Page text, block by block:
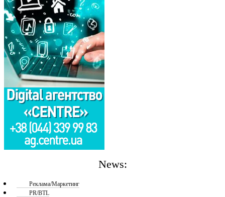
News:
Реклама/Маркетинг
PR/BTL